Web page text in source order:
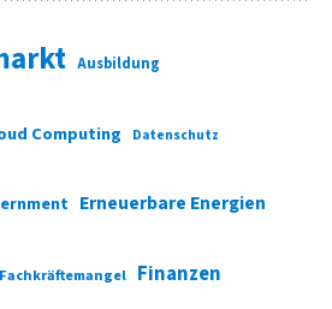
Ausbildung
Computing Datenschutz
Erneuerbare Energien
Fachkräftemangel Finanzen